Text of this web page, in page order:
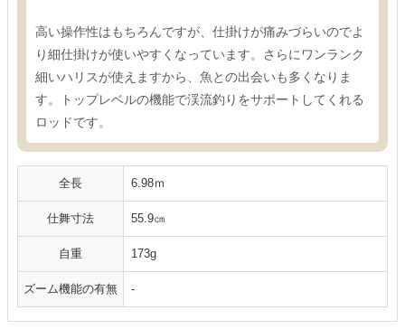
高い操作性はもちろんですが、仕掛けが痛みづらいのでよ
り細仕掛けが使いやすくなっています。さらにワンランク
細いハリスが使えますから、魚との出会いも多くなりま
す。トップレベルの機能で渓流釣りをサポートしてくれる
ロッドです。
全長 6.98ｍ
仕舞寸法 55.9㎝
自重 173g
ズーム機能の有無 -